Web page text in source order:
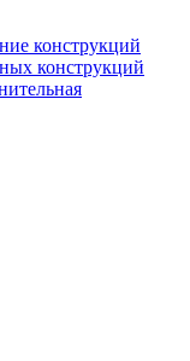
конструкций
конструкций